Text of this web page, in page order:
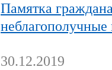
Памятка
30.12.2019